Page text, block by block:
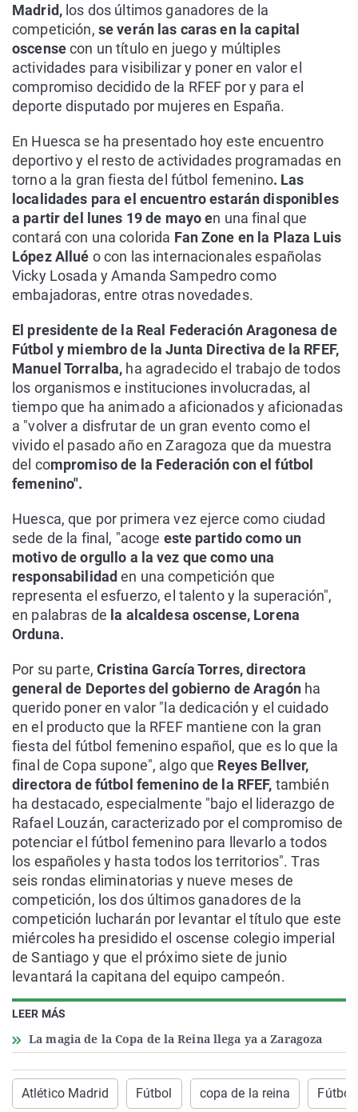
LEER MÁS
La magia de la Copa de la Reina llega ya a Zaragoza
Madrid,los dos últimos ganadores de la
competición, se verán las caras en la capital
oscensecon un título en juego y múltiples
actividades para visibilizar y poner en valor el
compromiso decidido de la RFEF por y para el
deporte disputado por mujeres en España.
En Huesca se ha presentado hoy este encuentro
deportivo y el resto de actividades programadas en
torno a la gran fiesta del fútbol femenino. Las
localidades para el encuentro estarán disponibles
a partir del lunes 19 de mayo en una final que
contará con una colorida Fan Zone en la Plaza Luis
López Allué o con las internacionales españolas
Vicky Losada y Amanda Sampedro como
embajadoras, entre otras novedades.
El presidente de la Real Federación Aragonesa de
Fútbol y miembro de la Junta Directiva de la RFEF,
Manuel Torralba, ha agradecido el trabajo de todos
los organismos e instituciones involucradas, al
tiempo que ha animado a aficionados y aficionadas
a "volver a disfrutar de un gran evento como el
vivido el pasado año en Zaragoza que da muestra
del compromiso de la Federación con el fútbol
femenino".
Huesca, que por primera vez ejerce como ciudad
sede de la final, "acoge este partido como un
motivo de orgullo a la vez que como una
responsabilidaden una competición que
representa el esfuerzo, el talento y la superación",
en palabras de la alcaldesa oscense, Lorena
Orduna.
Por su parte, Cristina García Torres, directora
general de Deportes del gobierno de Aragónha
querido poner en valor "la dedicación y el cuidado
en el producto que la RFEF mantiene con la gran
fiesta del fútbol femenino español, que es lo que la
final de Copa supone", algo que Reyes Bellver,
directora de fútbol femenino de la RFEF, también
ha destacado, especialmente "bajo el liderazgo de
Rafael Louzán, caracterizado por el compromiso de
potenciar el fútbol femenino para llevarlo a todos
los españoles y hasta todos los territorios". Tras
seis rondas eliminatorias y nueve meses de
competición, los dos últimos ganadores de la
competición lucharán por levantar el título que este
miércoles ha presidido el oscense colegio imperial
de Santiago y que el próximo siete de junio
levantará la capitana del equipo campeón.
Atlético Madrid Fútbol copa de la reina Fútbol